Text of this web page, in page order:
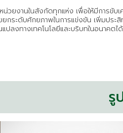
านในสังกัดทุกแห่ง เพื่อให้มีการขับเ
ะดับศักยภาพในการแข่งขัน เพิ่มประ
ลงทางเทคโนโลยีและบริบทในอนาคต
รู